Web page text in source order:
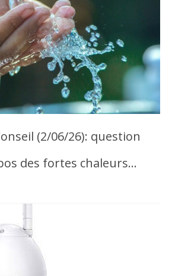
(2/06/26): question
des fortes chaleurs…